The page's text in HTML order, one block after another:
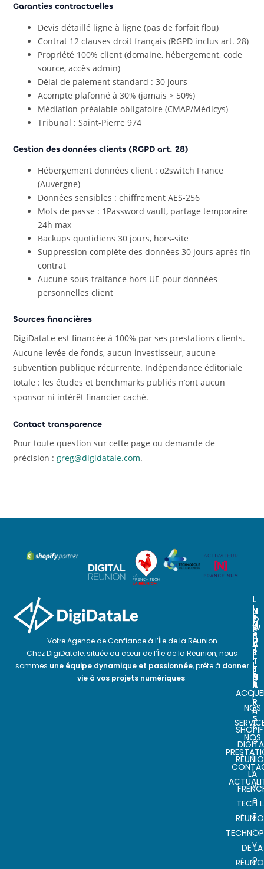
Garanties contractuelles
Devis détaillé ligne à ligne (pas de forfait flou)
Contrat 12 clauses droit français (RGPD inclus art. 28)
Propriété 100% client (domaine, hébergement, code
source, accès admin)
Délai de paiement standard : 30 jours
Acompte plafonné à 30% (jamais > 50%)
Médiation préalable obligatoire (CMAP/Médicys)
Tribunal : Saint-Pierre 974
Gestion des données clients (RGPD art. 28)
Hébergement données client : o2switch France
(Auvergne)
Données sensibles : chiffrement AES-256
Mots de passe : 1Password vault, partage temporaire
24h max
Backups quotidiens 30 jours, hors-site
Suppression complète des données 30 jours après fin
contrat
Aucune sous-traitance hors UE pour données
personnelles client
Sources financières
DigiDataLe est financée à 100% par ses prestations clients.
Aucune levée de fonds, aucun investisseur, aucune
subvention publique récurrente. Indépendance éditoriale
totale : les études et benchmarks publiés n’ont aucun
sponsor ni intérêt financier caché.
Contact transparence
Pour toute question sur cette page ou demande de
précision :greg@digidatale.com.
Votre Agence de Confiance à l’Île de la Réunion
Chez DigiDatale, située au cœur de l’Île de la Réunion, nous
sommes une équipe dynamique et passionnée, prête à donner
vie à vos projets numériques.
L
I
E
N
S
U
T
I
L
E
S
NOS
NOS
N
O
S
P
A
R
T
E
N
A
I
R
E
S
LA
TECH
DE LA
N
E
W
S
L
E
T
T
E
R
I
n
s
c
r
i
v
e
z
-
v
o